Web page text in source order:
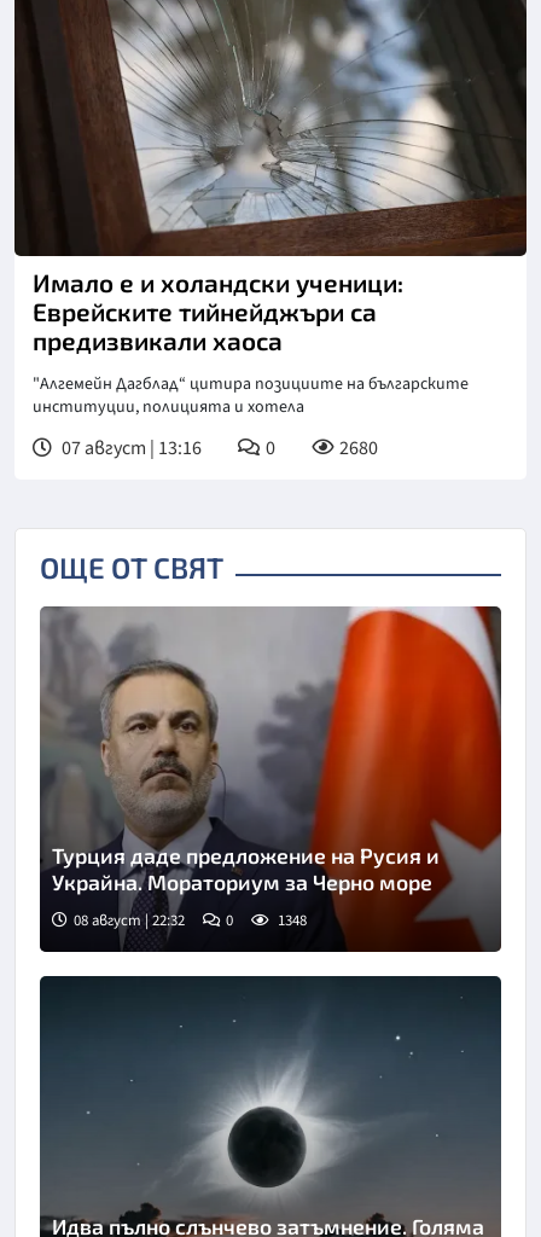
Имало е и холандски ученици:
Еврейските тийнейджъри са
предизвикали хаоса
"Алгемейн Дагблад“ цитира позициите на българските
институции, полицията и хотела
07 август | 13:16 0 2680
ОЩЕ ОТ СВЯТ
Турция даде предложение на Русия и
Украйна. Мораториум за Черно море
08 август | 22:32 0 1348
Идва пълно слънчево затъмнение. Голяма